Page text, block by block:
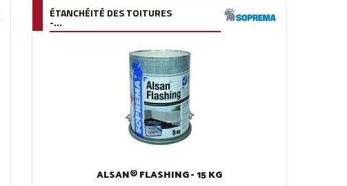
ÉTANCHÉITÉ DES TOITURES
-...
ALSAN® FLASHING - 15 KG